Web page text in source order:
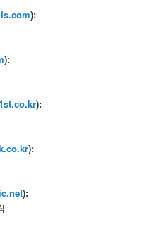
):
):
):
):
):